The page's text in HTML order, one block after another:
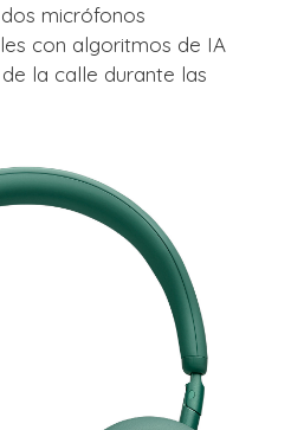
micrófonos
con algoritmos de IA
la calle durante las